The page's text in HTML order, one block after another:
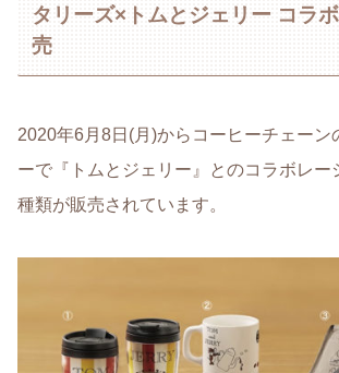
タリーズ×トムとジェリー コラ
売
2020年6月8日(月)からコーヒーチェーン
ーで『トムとジェリー』とのコラボレー
種類が販売されています。